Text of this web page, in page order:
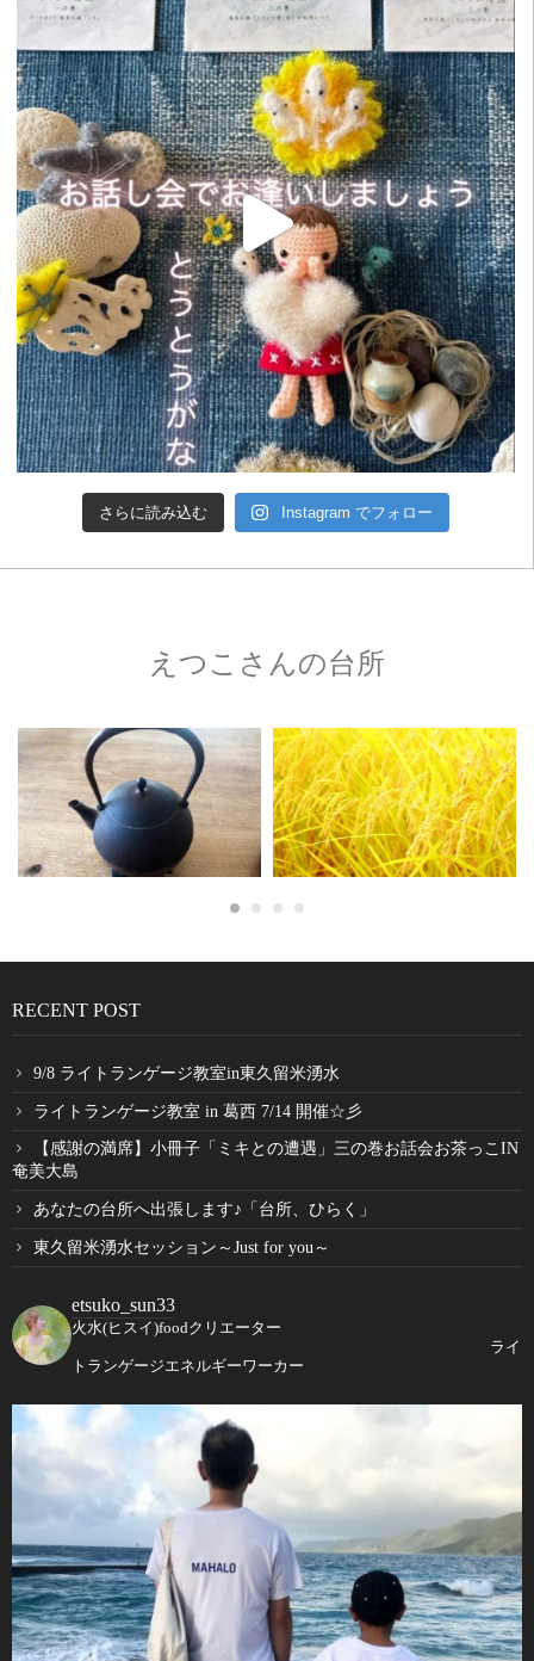
さらに読み込む Instagram でフォロー
えつこさんの台所
RECENT POST
9/8 ライトランゲージ教室in東久留米湧水
ライトランゲージ教室 in 葛西 7/14 開催☆彡
【感謝の満席】小冊子「ミキとの遭遇」三の巻お話会お茶っこIN
奄美大島
あなたの台所へ出張します♪「台所、ひらく」
東久留米湧水セッション～Just for you～
etsuko_sun33
火水(ヒスイ)foodクリエーター
ライ
トランゲージエネルギーワーカー